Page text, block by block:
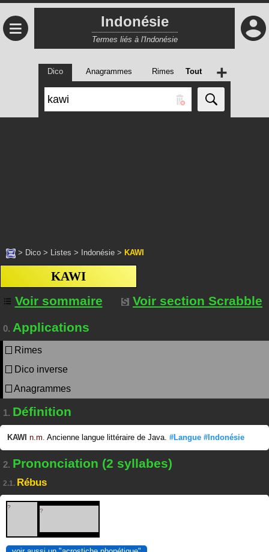
≡ Indonésie
Termes liés à l'Indonésie
Dico Anagrammes Rimes Tout +
> Dico > Listes > Indonésie > KAWI
KAWI
Voir sommaire
Voir section Scrabble
0. Applications
Rimes
Dico inverse
Anagrammes
1. Définition
KAWI n.m. Ancienne langue littéraire de Java. #Langue #Indonésie
2. Prononciation (2 syllabes)
2.1. Rébus
?
?